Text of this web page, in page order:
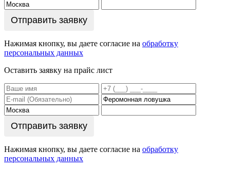
Отправить заявку
Нажимая кнопку, вы даете согласие на обработку
персональных данных
Оставить заявку на прайс лист
Отправить заявку
Нажимая кнопку, вы даете согласие на обработку
персональных данных